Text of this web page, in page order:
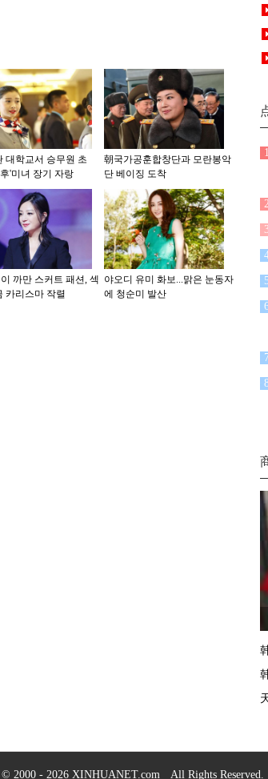
1
대학교서 승무원 초
'미녀 장기 자랑
朝국가공훈합창단과 모란봉악
단 베이징 도착
까만 스커트 패션, 섹
카리스마 작렬
야오디 유미 화보...맑은 눈동자
에 청순미 발산
2000 - 2026 XINHUANET.com All Rights Reserved.